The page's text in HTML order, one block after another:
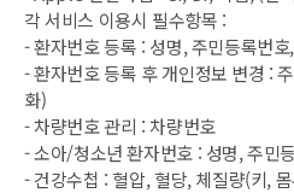
각 서비스 이용시 필수항목 :
- 환자번호 등록 : 성명, 주민등록번
- 환자번호 등록 후 개인정보 변경 :
화)
- 차량번호 관리 : 차량번호
- 소아/청소년 환자번호 : 성명, 주민
- 건강수첩 : 혈압, 혈당, 체질량(키,